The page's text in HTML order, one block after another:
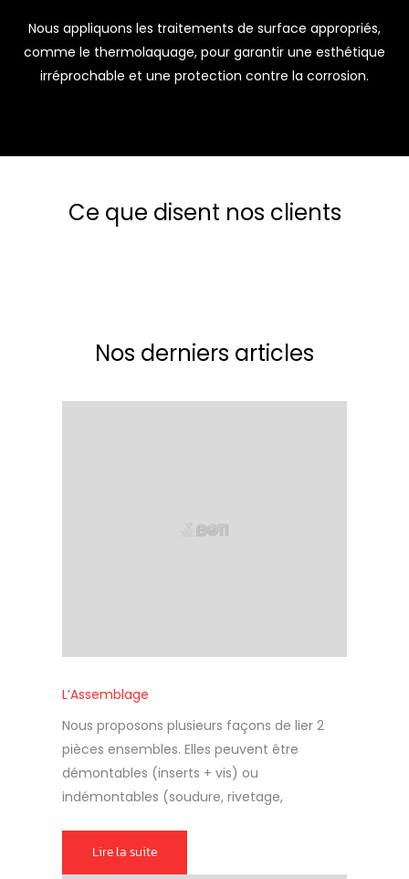
Nous appliquons les traitements de surface appropriés,
comme le thermolaquage, pour garantir une esthétique
irréprochable et une protection contre la corrosion.
Ce que disent nos clients
Nos derniers articles
L’Assemblage
Nous proposons plusieurs façons de lier 2
pièces ensembles. Elles peuvent être
démontables (inserts + vis) ou
indémontables (soudure, rivetage,
Lire la suite